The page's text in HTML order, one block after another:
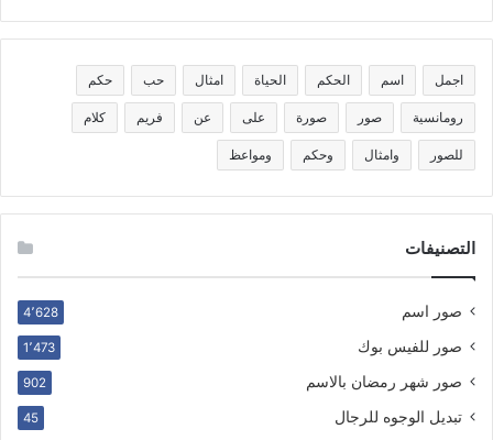
اجمل اسم الحكم الحياة امثال حب حكم
رومانسية صور صورة على عن فريم كلام
للصور وامثال وحكم ومواعظ
التصنيفات
صور اسم 4٬628
صور للفيس بوك 1٬473
صور شهر رمضان بالاسم 902
تبديل الوجوه للرجال 45